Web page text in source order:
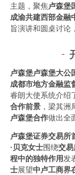
主题，聚焦卢森堡
成渝共建西部金融
旨演讲和圆桌讨论
卢森堡卢森堡大公
成都市地方金融监
睿朗大使系统介绍
合作前景 ，梁其洲
卢森堡合作做出全
卢森堡证券交易所
·贝克女士围绕交
程中的独特作用发
士展望中卢工商界